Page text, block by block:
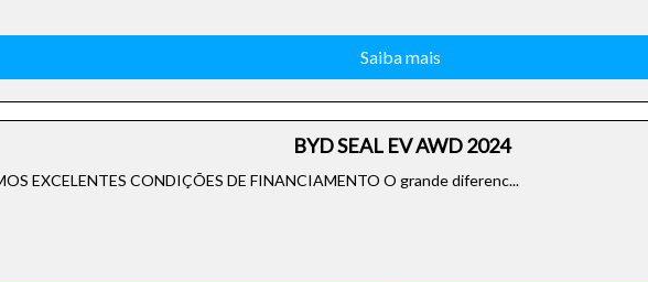
Saiba mais
BYD SEAL EV AWD 2024
EXCELENTES CONDIÇÕES DE FINANCIAMENTO O grande diferenc...